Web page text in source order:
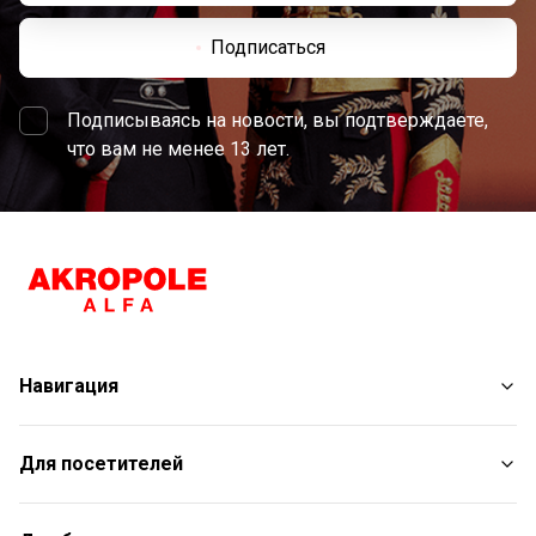
Подписаться
Подписываясь на новости, вы подтверждаете,
что вам не менее 13 лет.
Навигация
Услуги
Развлечения
Для посетителей